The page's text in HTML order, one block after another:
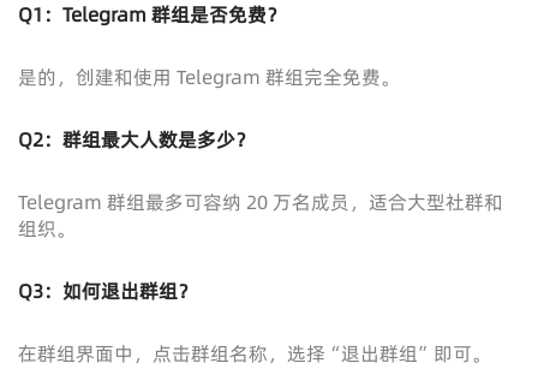
Q1：Telegram 群组是否免费？
是的，创建和使用 Telegram 群组完全免费。
Q2：群组最大人数是多少？
Telegram 群组最多可容纳 20 万名成员，适合大型社群和
组织。
Q3：如何退出群组？
在群组界面中，点击群组名称，选择“退出群组”即可。